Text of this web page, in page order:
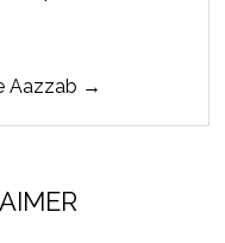
Aazzab →